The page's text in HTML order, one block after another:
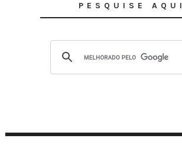
PESQUISE AQUI